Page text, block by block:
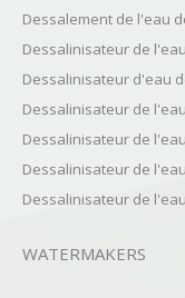
Dessalement de l'eau
Dessalinisateur de
Dessalinisateur d'eau
Dessalinisateur de
Dessalinisateur de
Dessalinisateur de
Dessalinisateur de
WATERMAKERS